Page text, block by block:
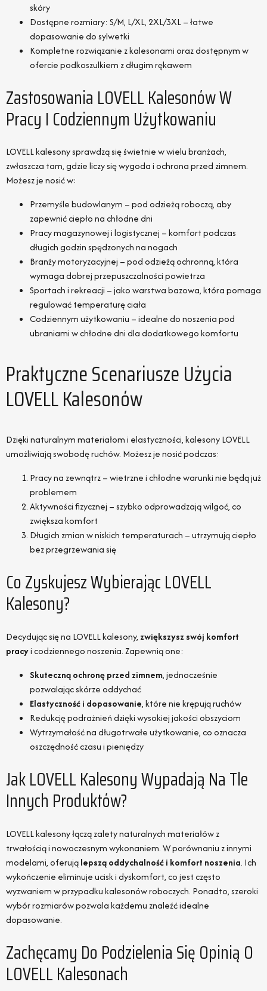
skóry
Dostępne rozmiary: S/M, L/XL, 2XL/3XL – łatwe
dopasowanie do sylwetki
Kompletne rozwiązanie z kalesonami oraz dostępnym w
ofercie podkoszulkiem z długim rękawem
Zastosowania LOVELL Kalesonów W
Pracy I Codziennym Użytkowaniu
LOVELL kalesony sprawdzą się świetnie w wielu branżach,
zwłaszcza tam, gdzie liczy się wygoda i ochrona przed zimnem.
Możesz je nosić w:
Przemyśle budowlanym – pod odzieżą roboczą, aby
zapewnić ciepło na chłodne dni
Pracy magazynowej i logistycznej – komfort podczas
długich godzin spędzonych na nogach
Branży motoryzacyjnej – pod odzieżą ochronną, która
wymaga dobrej przepuszczalności powietrza
Sportach i rekreacji – jako warstwa bazowa, która pomaga
regulować temperaturę ciała
Codziennym użytkowaniu – idealne do noszenia pod
ubraniami w chłodne dni dla dodatkowego komfortu
Praktyczne Scenariusze Użycia
LOVELL Kalesonów
Dzięki naturalnym materiałom i elastyczności, kalesony LOVELL
umożliwiają swobodę ruchów. Możesz je nosić podczas:
Pracy na zewnątrz – wietrzne i chłodne warunki nie będą już
problemem
Aktywności fizycznej – szybko odprowadzają wilgoć, co
zwiększa komfort
Długich zmian w niskich temperaturach – utrzymują ciepło
bez przegrzewania się
Co Zyskujesz Wybierając LOVELL
Kalesony?
Decydując się na LOVELL kalesony, zwiększysz swój komfort
pracyi codziennego noszenia. Zapewnią one:
Skuteczną ochronę przed zimnem, jednocześnie
pozwalając skórze oddychać
Elastyczność i dopasowanie, które nie krępują ruchów
Redukcję podrażnień dzięki wysokiej jakości obszyciom
Wytrzymałość na długotrwałe użytkowanie, co oznacza
oszczędność czasu i pieniędzy
Jak LOVELL Kalesony Wypadają Na Tle
Innych Produktów?
LOVELL kalesony łączą zalety naturalnych materiałów z
trwałością i nowoczesnym wykonaniem. W porównaniu z innymi
modelami, oferująlepszą oddychalność i komfort noszenia. Ich
wykończenie eliminuje ucisk i dyskomfort, co jest często
wyzwaniem w przypadku kalesonów roboczych. Ponadto, szeroki
wybór rozmiarów pozwala każdemu znaleźć idealne
dopasowanie.
Zachęcamy Do Podzielenia Się Opinią O
LOVELL Kalesonach